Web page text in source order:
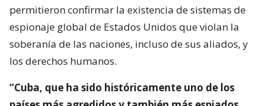
permitieron confirmar la existencia de sistemas de
espionaje global de Estados Unidos que violan la
soberanía de las naciones, incluso de sus aliados, y
los derechos humanos.
“Cuba, que ha sido históricamente uno de los